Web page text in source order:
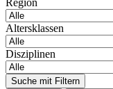
Altersklassen
Disziplinen
Suche mit Filtern